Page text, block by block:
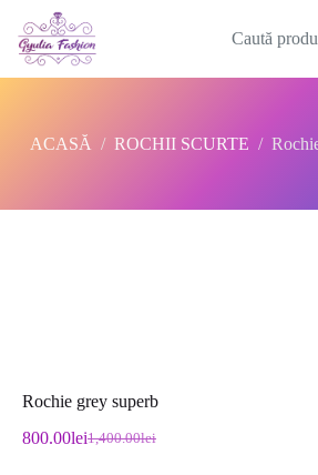
conținut
Caută
ACASĂ / ROCHII SCURTE /
Rochie grey superb
1,400.00lei
Prețul
800.00leiPrețul